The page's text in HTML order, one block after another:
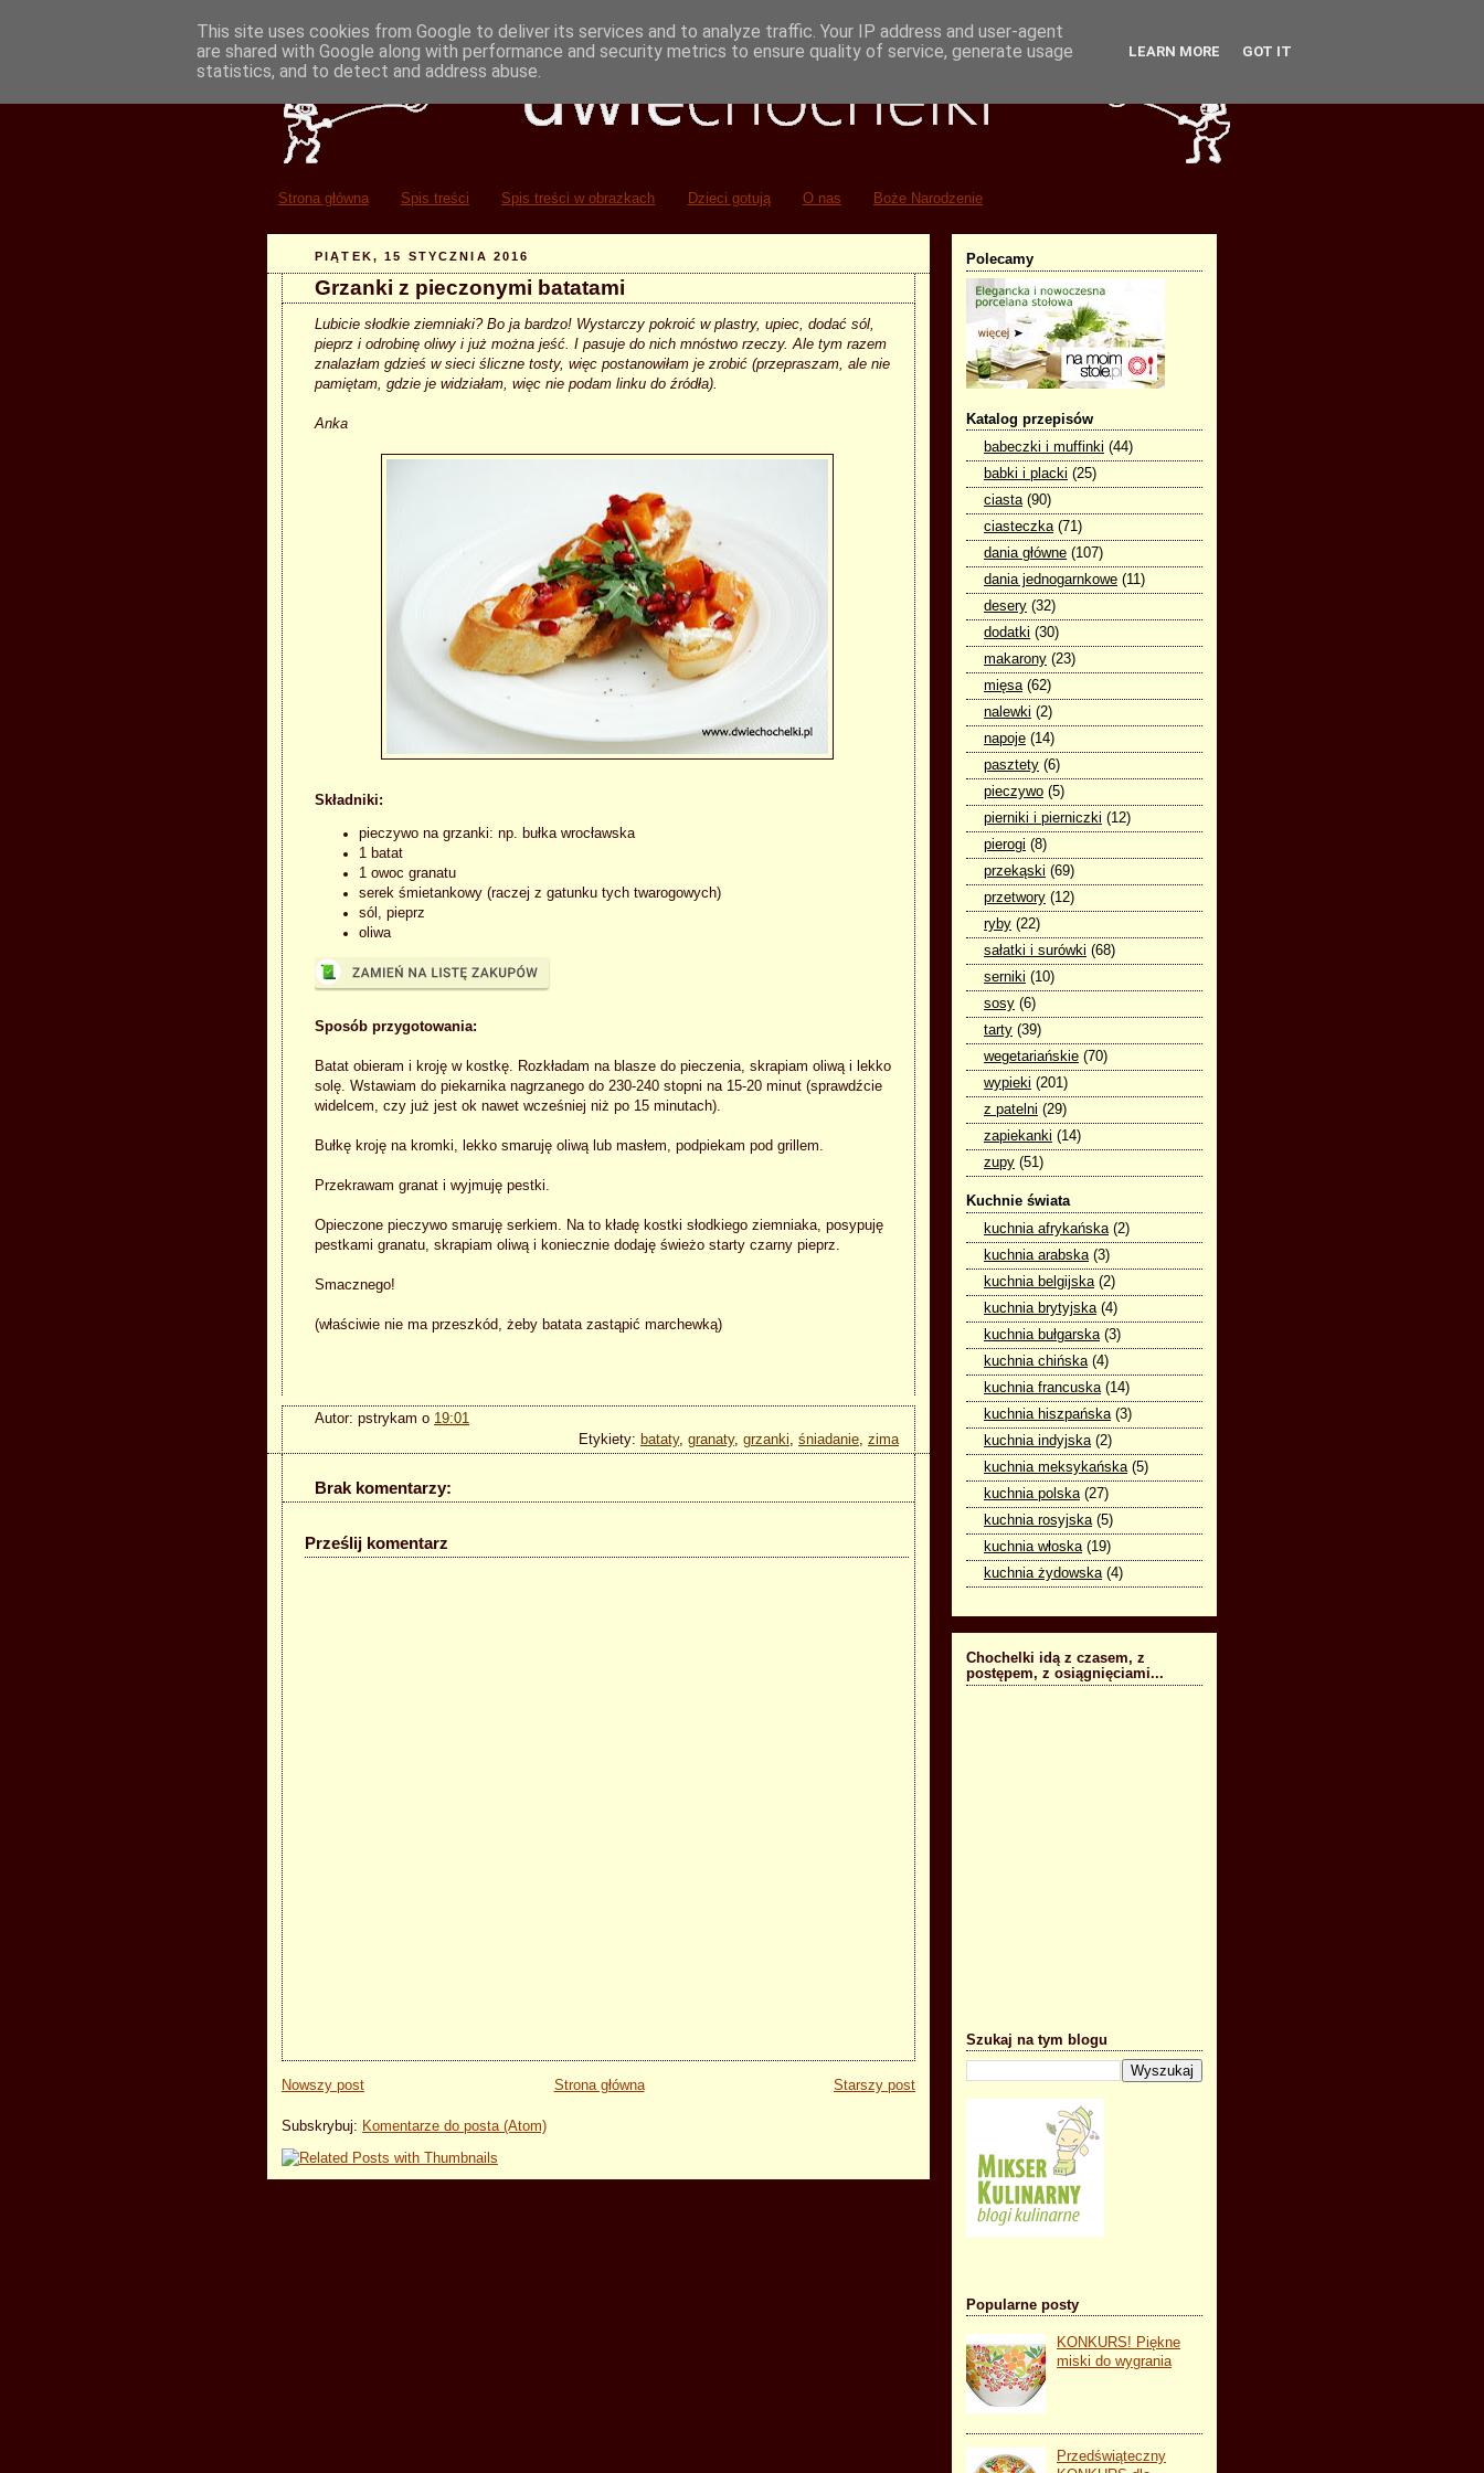
Strona główna Spis treści Spis treści w obrazkach Dzieci gotują O nas Boże Narodzenie
PIĄTEK, 15 STYCZNIA 2016
Grzanki z pieczonymi batatami
Lubicie słodkie ziemniaki? Bo ja bardzo! Wystarczy pokroić w plastry, upiec, dodać sól,
pieprz i odrobinę oliwy i już można jeść. I pasuje do nich mnóstwo rzeczy. Ale tym razem
znalazłam gdzieś w sieci śliczne tosty, więc postanowiłam je zrobić (przepraszam, ale nie
pamiętam, gdzie je widziałam, więc nie podam linku do źródła).
Anka
Składniki:
pieczywo na grzanki: np. bułka wrocławska
1 batat
1 owoc granatu
serek śmietankowy (raczej z gatunku tych twarogowych)
sól, pieprz
oliwa
Sposób przygotowania:
Batat obieram i kroję w kostkę. Rozkładam na blasze do pieczenia, skrapiam oliwą i lekko
solę. Wstawiam do piekarnika nagrzanego do 230-240 stopni na 15-20 minut (sprawdźcie
widelcem, czy już jest ok nawet wcześniej niż po 15 minutach).
Bułkę kroję na kromki, lekko smaruję oliwą lub masłem, podpiekam pod grillem.
Przekrawam granat i wyjmuję pestki.
Opieczone pieczywo smaruję serkiem. Na to kładę kostki słodkiego ziemniaka, posypuję
pestkami granatu, skrapiam oliwą i koniecznie dodaję świeżo starty czarny pieprz.
Smacznego!
(właściwie nie ma przeszkód, żeby batata zastąpić marchewką)
Autor: pstrykam o 19:01
Etykiety: bataty, granaty, grzanki, śniadanie, zima
Brak komentarzy:
Prześlij komentarz
Nowszy post Starszy post
Strona główna
Subskrybuj: Komentarze do posta (Atom)
Polecamy
Katalog przepisów
babeczki i muffinki (44)
babki i placki (25)
ciasta (90)
ciasteczka (71)
dania główne (107)
dania jednogarnkowe (11)
desery (32)
dodatki (30)
makarony (23)
mięsa (62)
nalewki (2)
napoje (14)
pasztety (6)
pieczywo (5)
pierniki i pierniczki (12)
pierogi (8)
przekąski (69)
przetwory (12)
ryby (22)
sałatki i surówki (68)
serniki (10)
sosy (6)
tarty (39)
wegetariańskie (70)
wypieki (201)
z patelni (29)
zapiekanki (14)
zupy (51)
Kuchnie świata
kuchnia afrykańska (2)
kuchnia arabska (3)
kuchnia belgijska (2)
kuchnia brytyjska (4)
kuchnia bułgarska (3)
kuchnia chińska (4)
kuchnia francuska (14)
kuchnia hiszpańska (3)
kuchnia indyjska (2)
kuchnia meksykańska (5)
kuchnia polska (27)
kuchnia rosyjska (5)
kuchnia włoska (19)
kuchnia żydowska (4)
Chochelki idą z czasem, z
postępem, z osiągnięciami...
Szukaj na tym blogu
Popularne posty
KONKURS! Piękne
miski do wygrania
Przedświąteczny
This site uses cookies from Google to deliver its services and to analyze traffic. Your IP address and user-agent
are shared with Google along with performance and security metrics to ensure quality of service, generate usage
statistics, and to detect and address abuse.
LEARN MORE GOT IT